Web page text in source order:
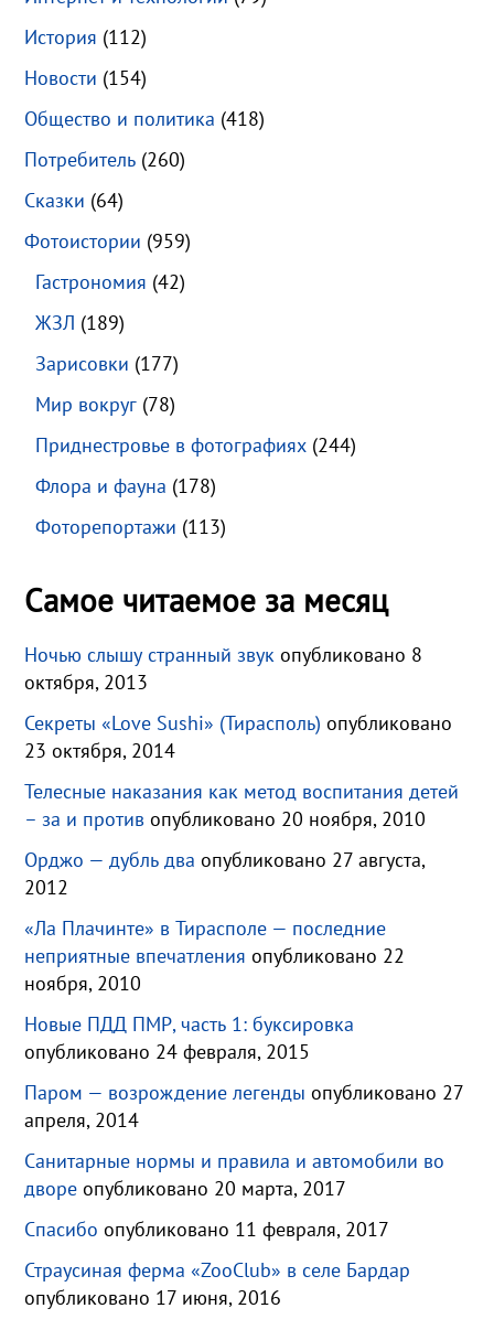
История (112)
Новости (154)
Общество и политика (418)
Потребитель (260)
Сказки (64)
Фотоистории (959)
Гастрономия (42)
ЖЗЛ (189)
Зарисовки (177)
Мир вокруг (78)
Приднестровье в фотографиях (244)
Флора и фауна (178)
Фоторепортажи (113)
Самое читаемое за месяц
Ночью слышу странный звук опубликовано 8
октября, 2013
Секреты «Love Sushi» (Тирасполь) опубликовано
23 октября, 2014
Телесные наказания как метод воспитания детей
– за и против опубликовано 20 ноября, 2010
Орджо — дубль два опубликовано 27 августа,
2012
«Ла Плачинте» в Тирасполе — последние
неприятные впечатления опубликовано 22
ноября, 2010
Новые ПДД ПМР, часть 1: буксировка
опубликовано 24 февраля, 2015
Паром — возрождение легенды опубликовано 27
апреля, 2014
Санитарные нормы и правила и автомобили во
дворе опубликовано 20 марта, 2017
Спасибо опубликовано 11 февраля, 2017
Страусиная ферма «ZooClub» в селе Бардар
опубликовано 17 июня, 2016